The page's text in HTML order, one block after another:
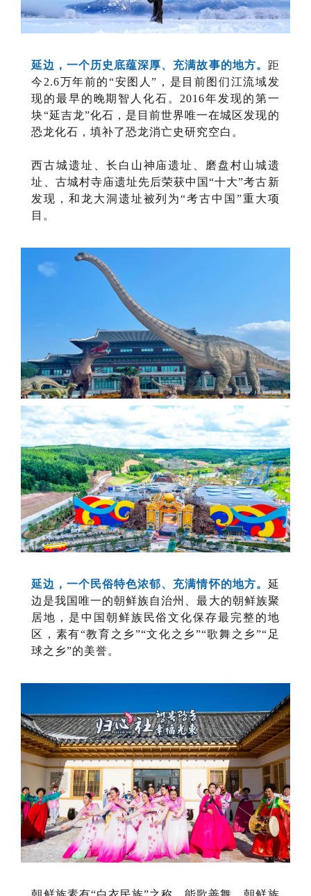
延边，一个历史底蕴深厚、充满故事的地方。 距
今2.6万年前的“安图人”，是目前图们江流域发
现的最早的晚期智人化石。2016年发现的第一
块“延吉龙”化石，是目前世界唯一在城区发现的
恐龙化石，填补了恐龙消亡史研究空白。
西古城遗址、长白山神庙遗址、磨盘村山城遗
址、古城村寺庙遗址先后荣获中国“十大”考古新
发现，和龙大洞遗址被列为“考古中国”重大项
目。
延边，一个民俗特色浓郁、充满情怀的地方。 延
边是我国唯一的朝鲜族自治州、最大的朝鲜族聚
居地，是中国朝鲜族民俗文化保存最完整的地
区，素有“教育之乡”“文化之乡”“歌舞之乡”“足
球之乡”的美誉。